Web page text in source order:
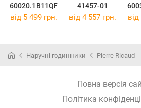
60020.1B11QF
41457-01
від 5 499 грн. від 4 557 грн.
Наручні годинники Pierre Ricaud
Повна версія
Політика